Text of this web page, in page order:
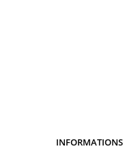
INFORMATIONS